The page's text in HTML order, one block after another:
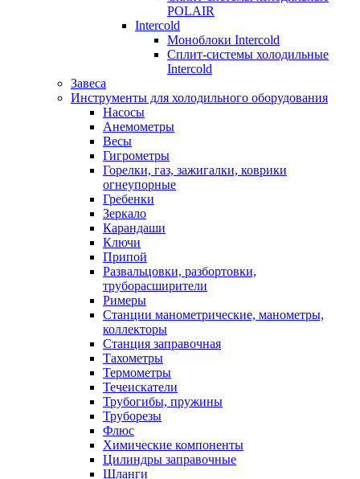
POLAIR
Intercold
Моноблоки Intercold
Сплит-системы холодильные
Intercold
Завеса
Инструменты для холодильного оборудования
Насосы
Анемометры
Весы
Гигрометры
Горелки, газ, зажигалки, коврики
огнеупорные
Гребенки
Зеркало
Карандаши
Ключи
Припой
Развальцовки, разбортовки,
труборасширители
Римеры
Станции манометрические, манометры,
коллекторы
Станция заправочная
Тахометры
Термометры
Течеискатели
Трубогибы, пружины
Труборезы
Флюс
Химические компоненты
Цилиндры заправочные
Шланги